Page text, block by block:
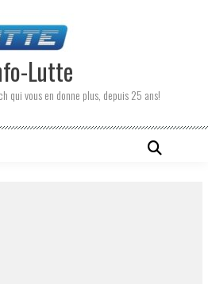
Lutte
qui vous en donne plus, depuis 25 ans!